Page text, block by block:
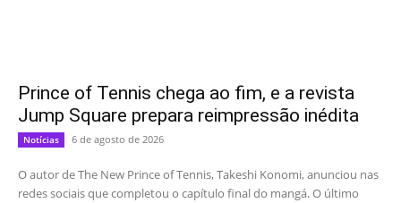
Prince of Tennis chega ao fim, e a revista
Jump Square prepara reimpressão inédita
Notícias 6 de agosto de 2026
O autor de The New Prince of Tennis, Takeshi Konomi, anunciou nas
redes sociais que completou o capítulo final do mangá. O último